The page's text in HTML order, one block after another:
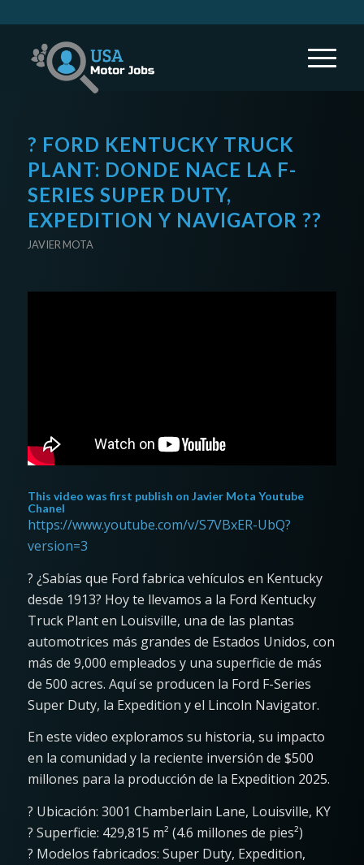
? FORD KENTUCKY TRUCK
PLANT: DONDE NACE LA F-
SERIES SUPER DUTY,
EXPEDITION Y NAVIGATOR ??
JAVIER MOTA
This video was first publish on Javier Mota Youtube
Chanel
https://www.youtube.com/v/S7VBxER-UbQ?
version=3
? ¿Sabías que Ford fabrica vehículos en Kentucky
desde 1913? Hoy te llevamos a la Ford Kentucky
Truck Plant en Louisville, una de las plantas
automotrices más grandes de Estados Unidos, con
más de 9,000 empleados y una superficie de más
de 500 acres. Aquí se producen la Ford F-Series
Super Duty, la Expedition y el Lincoln Navigator.
En este video exploramos su historia, su impacto
en la comunidad y la reciente inversión de $500
millones para la producción de la Expedition 2025.
? Ubicación: 3001 Chamberlain Lane, Louisville, KY
? Superficie: 429,815 m² (4.6 millones de pies²)
? Modelos fabricados: Super Duty, Expedition,